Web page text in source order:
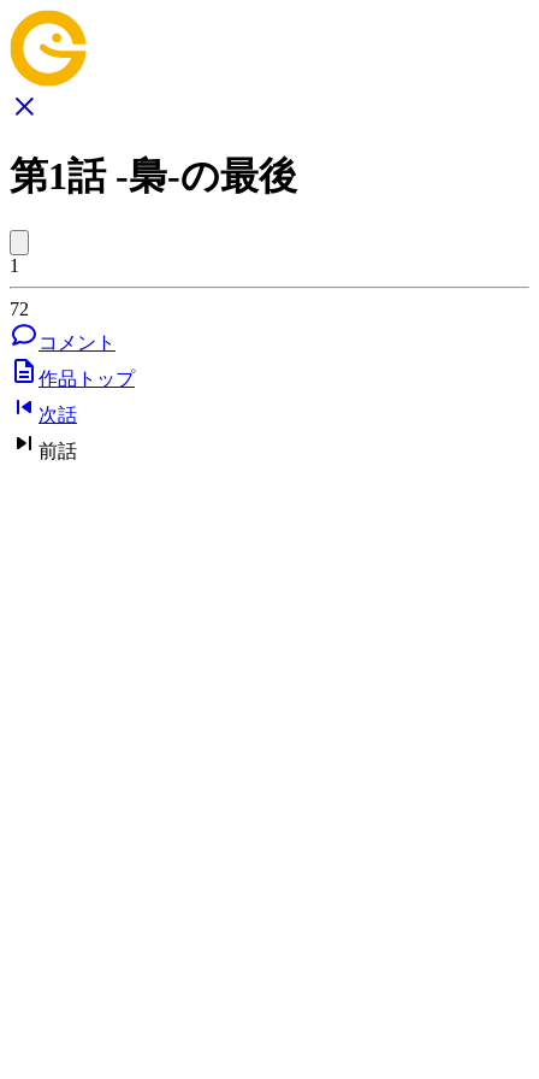
第1話 -梟-の最後
1
72
コメント
作品トップ
次話
前話